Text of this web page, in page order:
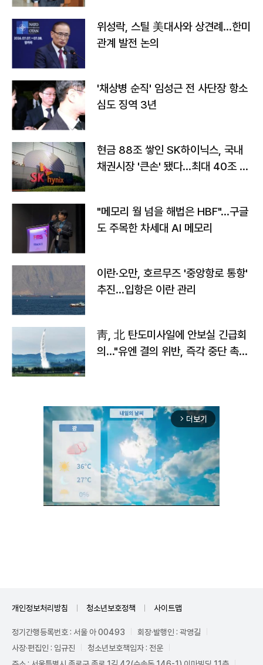
위성락, 스틸 美대사와 상견례…한미
관계 발전 논의
'채상병 순직' 임성근 전 사단장 항소
심도 징역 3년
현금 88조 쌓인 SK하이닉스, 국내
채권시장 '큰손' 됐다…최대 40조 투
"메모리 월 넘을 해법은 HBF"…구글
도 주목한 차세대 AI 메모리
이란·오만, 호르무즈 '중앙항로 통항'
추진…입항은 이란 관리
靑, 北 탄도미사일에 안보실 긴급회
의…"유엔 결의 위반, 즉각 중단 촉
arrow_forward_ios 더보기
개인정보처리방침 청소년보호정책 사이트맵
정기간행등록번호 : 서울 아 00493
회장·발행인 : 곽영길
사장·편집인 : 임규진
청소년보호책임자 : 전운